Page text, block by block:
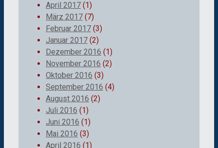
April 2017 (1)
März 2017 (7)
Februar 2017 (3)
Januar 2017 (2)
Dezember 2016 (1)
November 2016 (2)
Oktober 2016 (3)
September 2016 (4)
August 2016 (2)
Juli 2016 (1)
Juni 2016 (1)
Mai 2016 (3)
April 2016 (1)